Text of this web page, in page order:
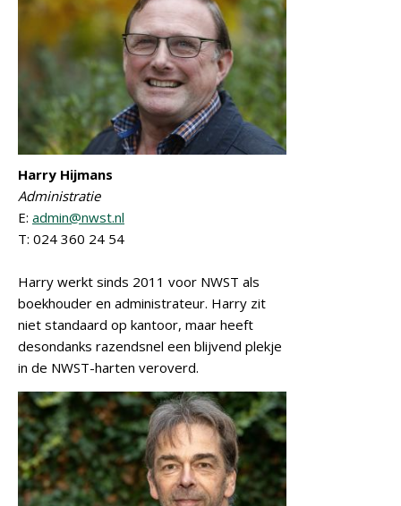
Harry Hijmans
Administratie
E: admin@nwst.nl
T: 024 360 24 54
Harry werkt sinds 2011 voor NWST als
boekhouder en administrateur. Harry zit
niet standaard op kantoor, maar heeft
desondanks razendsnel een blijvend plekje
in de NWST-harten veroverd.